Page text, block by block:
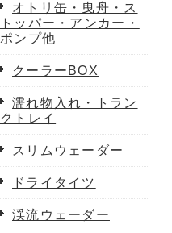
オトリ缶・曳舟・ス
トッパー・アンカー・
ポンプ他
クーラーBOX
濡れ物入れ・トラン
クトレイ
スリムウェーダー
ドライタイツ
渓流ウェーダー